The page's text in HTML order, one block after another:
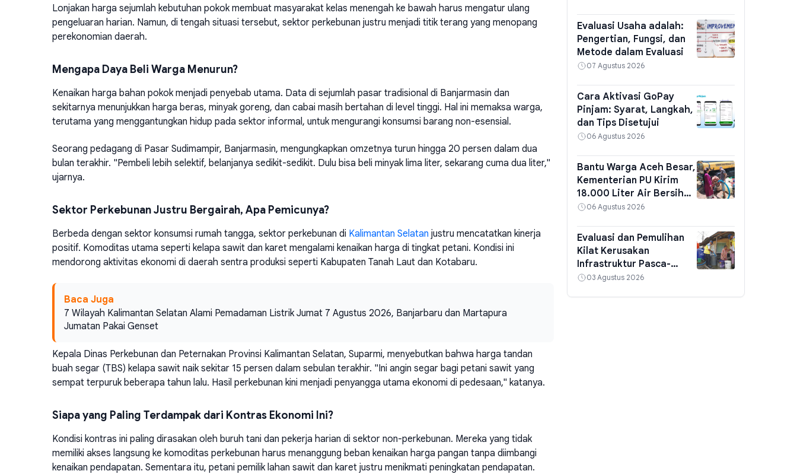
Lonjakan harga sejumlah kebutuhan pokok membuat masyarakat kelas menengah ke bawah harus mengatur ulang
pengeluaran harian. Namun, di tengah situasi tersebut, sektor perkebunan justru menjadi titik terang yang menopang
perekonomian daerah.
Mengapa Daya Beli Warga Menurun?
Kenaikan harga bahan pokok menjadi penyebab utama. Data di sejumlah pasar tradisional di Banjarmasin dan
sekitarnya menunjukkan harga beras, minyak goreng, dan cabai masih bertahan di level tinggi. Hal ini memaksa warga,
terutama yang menggantungkan hidup pada sektor informal, untuk mengurangi konsumsi barang non-esensial.
Seorang pedagang di Pasar Sudimampir, Banjarmasin, mengungkapkan omzetnya turun hingga 20 persen dalam dua
bulan terakhir. "Pembeli lebih selektif, belanjanya sedikit-sedikit. Dulu bisa beli minyak lima liter, sekarang cuma dua liter,"
ujarnya.
Sektor Perkebunan Justru Bergairah, Apa Pemicunya?
Berbeda dengan sektor konsumsi rumah tangga, sektor perkebunan di Kalimantan Selatan justru mencatatkan kinerja
positif. Komoditas utama seperti kelapa sawit dan karet mengalami kenaikan harga di tingkat petani. Kondisi ini
mendorong aktivitas ekonomi di daerah sentra produksi seperti Kabupaten Tanah Laut dan Kotabaru.
Baca Juga
7 Wilayah Kalimantan Selatan Alami Pemadaman Listrik Jumat 7 Agustus 2026, Banjarbaru dan Martapura
Jumatan Pakai Genset
Kepala Dinas Perkebunan dan Peternakan Provinsi Kalimantan Selatan, Suparmi, menyebutkan bahwa harga tandan
buah segar (TBS) kelapa sawit naik sekitar 15 persen dalam sebulan terakhir. "Ini angin segar bagi petani sawit yang
sempat terpuruk beberapa tahun lalu. Hasil perkebunan kini menjadi penyangga utama ekonomi di pedesaan," katanya.
Siapa yang Paling Terdampak dari Kontras Ekonomi Ini?
Kondisi kontras ini paling dirasakan oleh buruh tani dan pekerja harian di sektor non-perkebunan. Mereka yang tidak
memiliki akses langsung ke komoditas perkebunan harus menanggung beban kenaikan harga pangan tanpa diimbangi
kenaikan pendapatan. Sementara itu, petani pemilik lahan sawit dan karet justru menikmati peningkatan pendapatan.
Evaluasi Usaha adalah:
Pengertian, Fungsi, dan
Metode dalam Evaluasi
07 Agustus 2026
Cara Aktivasi GoPay
Pinjam: Syarat, Langkah,
dan Tips Disetujui
06 Agustus 2026
Bantu Warga Aceh Besar,
Kementerian PU Kirim
18.000 Liter Air Bersih
Bertahap
06 Agustus 2026
Evaluasi dan Pemulihan
Kilat Kerusakan
Infrastruktur Pasca-
Banjir Padang
03 Agustus 2026